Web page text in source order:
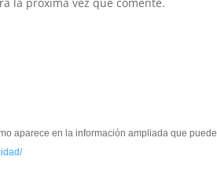
aparece en la información ampliada que puede